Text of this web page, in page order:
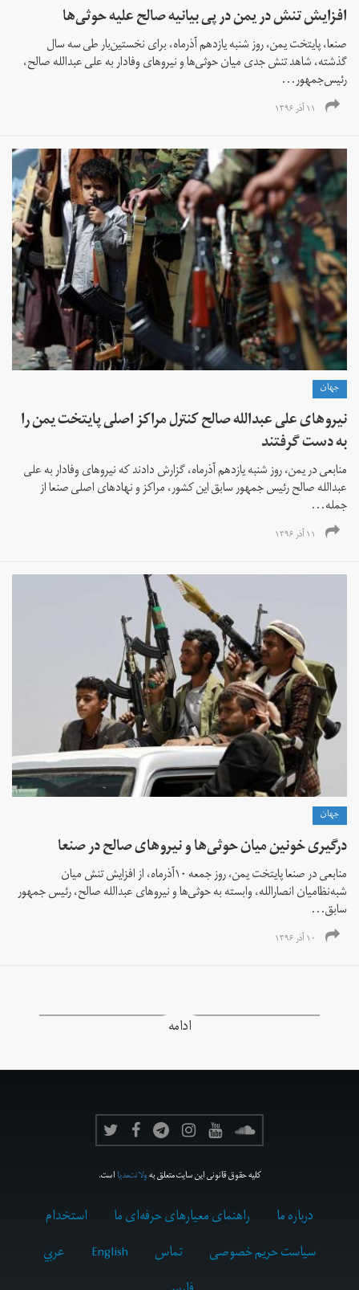
افزایش تنش در یمن در پی بیانیه صالح علیه حوثی‌ها
صنعا، پایتخت یمن، روز شنبه یازدهم آذرماه، برای نخستین‌بار طی سه سال
گذشته، شاهد تنش جدی میان حوثی‌ها و نیروهای وفادار به علی عبدالله صالح،
رئیس‌جمهور...
۱۱ آذر ۱۳۹۶
جهان
نیروهای علی عبدالله صالح کنترل مراکز اصلی پایتخت یمن را
به دست گرفتند
منابعی در یمن، روز شنبه یازدهم آذرماه، گزارش دادند که نیروهای وفادار به علی
عبدالله صالح رئیس جمهور سابق این کشور، مراکز و نهادهای اصلی صنعا از
جمله...
۱۱ آذر ۱۳۹۶
جهان
درگیری خونین میان حوثی‌ها و نیروهای صالح در صنعا
منابعی در صنعا پایتخت یمن، روز جمعه ۱۰آذرماه، از افزایش تنش میان
شبه‌نظامیان انصار‌الله، وابسته به حوثی‌ها و نیروهای عبدالله صالح، رئیس جمهور
سابق...
۱۰ آذر ۱۳۹۶
ادامه
کلیه حقوق قانونی این سایت متعلق بهولانت‌مدیااست.
درباره ما راهنمای معیارهای حرفه‌ای ما
استخدام
سیاست حریم خصوصی
تماس English
عربي